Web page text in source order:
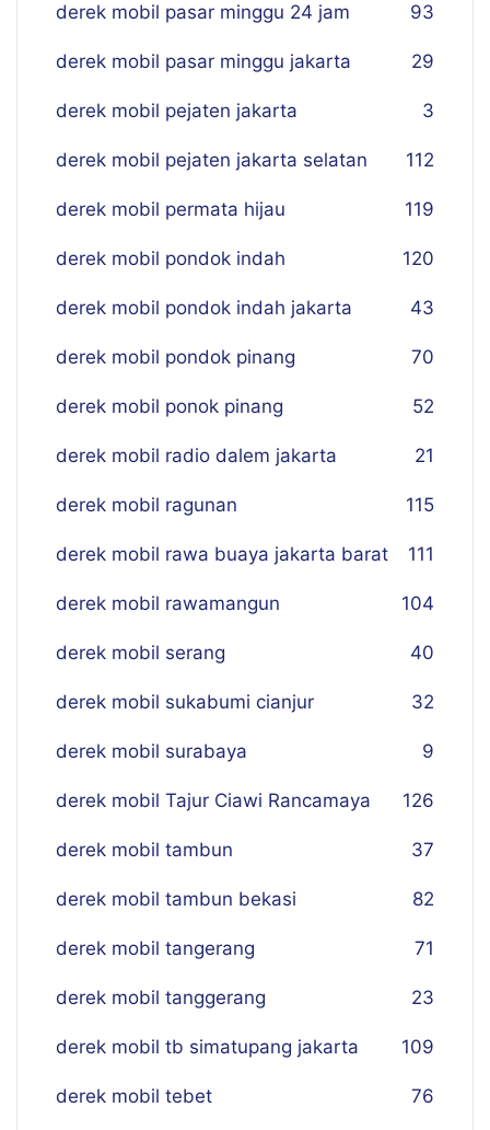
derek mobil pasar minggu 24 jam 93
derek mobil pasar minggu jakarta 29
derek mobil pejaten jakarta 3
derek mobil pejaten jakarta selatan 112
derek mobil permata hijau 119
derek mobil pondok indah 120
derek mobil pondok indah jakarta 43
derek mobil pondok pinang 70
derek mobil ponok pinang 52
derek mobil radio dalem jakarta 21
derek mobil ragunan 115
derek mobil rawa buaya jakarta barat 111
derek mobil rawamangun 104
derek mobil serang 40
derek mobil sukabumi cianjur 32
derek mobil surabaya 9
derek mobil Tajur Ciawi Rancamaya 126
derek mobil tambun 37
derek mobil tambun bekasi 82
derek mobil tangerang 71
derek mobil tanggerang 23
derek mobil tb simatupang jakarta 109
derek mobil tebet 76